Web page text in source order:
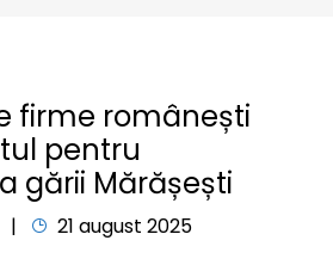
firme românești
pentru
gării Mărășești
21 august 2025